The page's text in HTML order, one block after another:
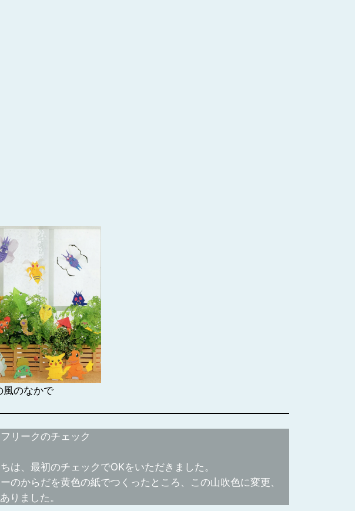
風のなかで
リークのチェック
は、最初のチェックでOKをいただきました。
のからだを黄色の紙でつくったところ、この山吹色に変更、
りました。